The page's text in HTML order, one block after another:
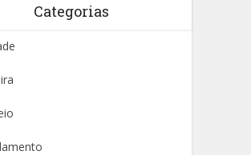
Categorias